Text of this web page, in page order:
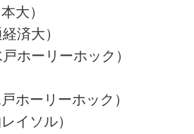
大）
済大）
ホーリーホック）
ホーリーホック）
イソル）